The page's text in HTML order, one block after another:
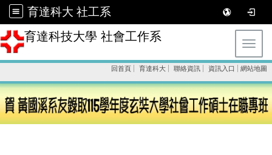
育達科大 社工系
育達科技大學 社會工作系
回首頁 育達科大 聯絡資訊 資訊入口 網站地圖